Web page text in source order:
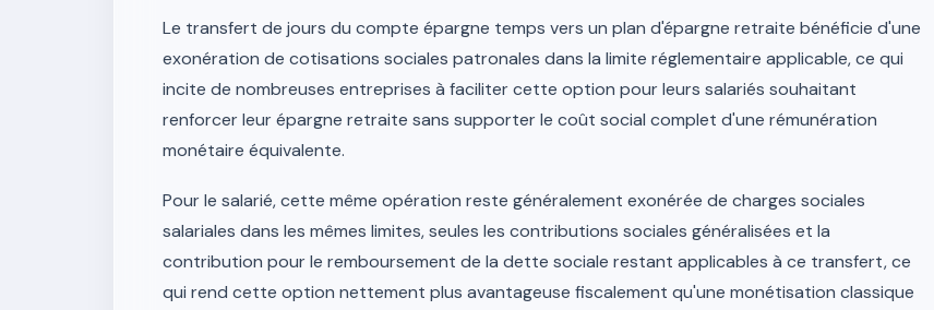
Le transfert de jours du compte épargne temps vers un plan d'épargne retraite bénéficie d'une
exonération de cotisations sociales patronales dans la limite réglementaire applicable, ce qui
incite de nombreuses entreprises à faciliter cette option pour leurs salariés souhaitant
renforcer leur épargne retraite sans supporter le coût social complet d'une rémunération
monétaire équivalente.
Pour le salarié, cette même opération reste généralement exonérée de charges sociales
salariales dans les mêmes limites, seules les contributions sociales généralisées et la
contribution pour le remboursement de la dette sociale restant applicables à ce transfert, ce
qui rend cette option nettement plus avantageuse fiscalement qu'une monétisation classique